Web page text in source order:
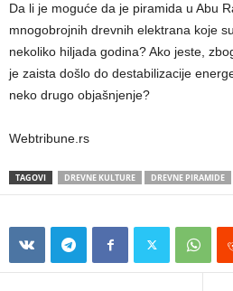
Da li je moguće da je piramida u Abu
mnogobrojnih drevnih elektrana koje
nekoliko hiljada godina? Ako jeste,
je zaista došlo do destabilizacije
neko drugo objašnjenje?
Webtribune.rs
TAGOVI DREVNE KULTURE DREVNE PIRAMIDE